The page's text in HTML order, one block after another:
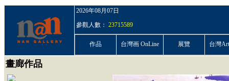
2026年08月07日
參觀人數： 23715589
作品 台灣画 OnLine 展覽 台灣
畫廊作品